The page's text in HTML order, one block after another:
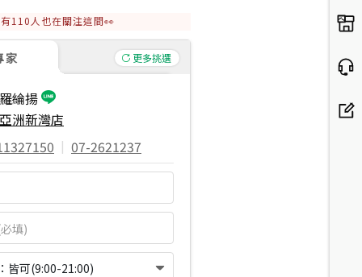
有110 人也在關注這間👀
家 更多挑選
羅綸揚
亞洲新灣店
| 07-2621237
皆可(9:00-21:00)